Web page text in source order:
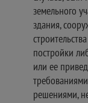
земельного
здания,
постройки
или ее
решениями,